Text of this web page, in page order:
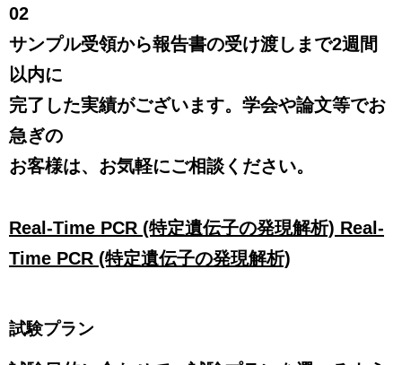
02
サンプル受領から報告書の受け渡しまで2週間
以内に
完了した実績がございます。学会や論文等でお
急ぎの
お客様は、お気軽にご相談ください。
Real-Time PCR (特定遺伝子の発現解析) Real-
Time PCR (特定遺伝子の発現解析)
試験プラン